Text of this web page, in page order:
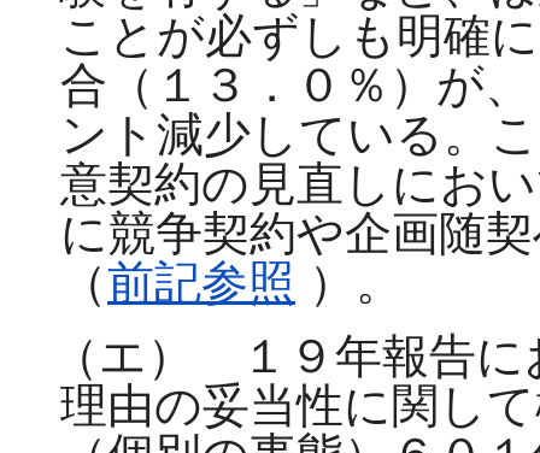
ことが必ずしも明確
合（１３．０％）が
ント減少している。
意契約の見直しにお
に競争契約や企画随
（前記参照 ）。
（エ） １９年報告
理由の妥当性に関し